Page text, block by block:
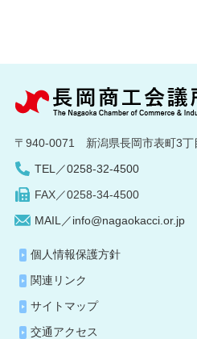
〒940-0071 新潟県長岡市表町3
TEL／0258-32-4500
FAX／0258-34-4500
MAIL／info@nagaokacci.or.jp
個人情報保護方針
関連リンク
サイトマップ
交通アクセス